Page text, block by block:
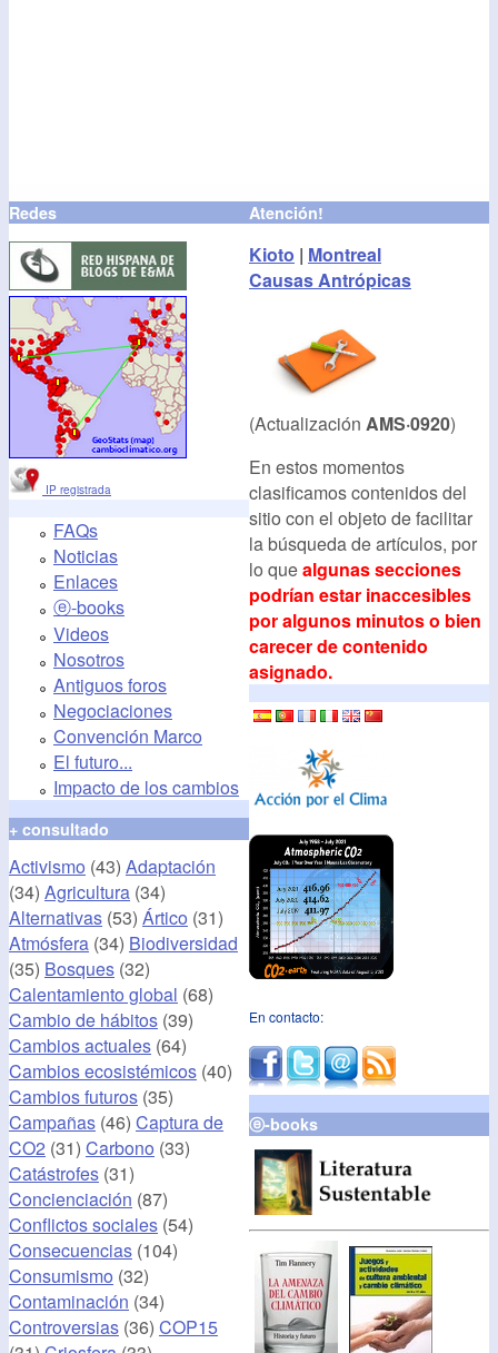
Redes
IP registrada
FAQs
Noticias
Enlaces
ⓔ-books
Videos
Nosotros
Antiguos foros
Negociaciones
Convención Marco
El futuro...
Impacto de los cambios
+ consultado
Activismo (43) Adaptación
(34) Agricultura (34)
Alternativas (53) Ártico (31)
Atmósfera (34) Biodiversidad
(35) Bosques (32)
Calentamiento global (68)
Cambio de hábitos (39)
Cambios actuales (64)
Cambios ecosistémicos (40)
Cambios futuros (35)
Campañas (46) Captura de
CO2 (31) Carbono (33)
Catástrofes (31)
Concienciación (87)
Conflictos sociales (54)
Consecuencias (104)
Consumismo (32)
Contaminación (34)
Controversias (36) COP15
Atención!
Kioto | Montreal
Causas Antrópicas
(Actualización AMS·0920)
En estos momentos
clasificamos contenidos del
sitio con el objeto de facilitar
la búsqueda de artículos, por
lo quealgunas secciones
podrían estar inaccesibles
por algunos minutos o bien
carecer de contenido
asignado.
En contacto:
ⓔ-books